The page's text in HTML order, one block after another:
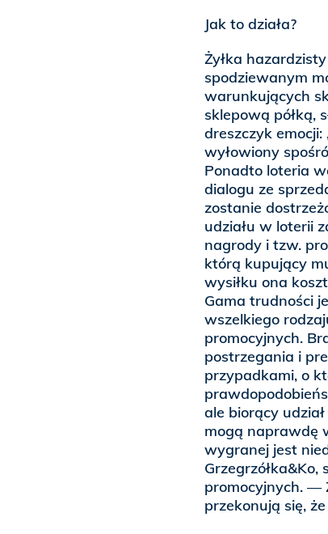
Jak to działa?
Żyłka
spodziewanym
warunkujących
sklepową półką,
dreszczyk
wyłowiony
Ponadto loteria
dialogu ze
zostanie
udziału w loterii
nagrody i tzw.
którą kupujący
wysiłku ona
Gama trudności
wszelkiego
promocyjnych.
postrzegania i
przypadkami, o
ale biorący
mogą naprawdę
wygranej jest
promocyjnych. —
przekonują się,